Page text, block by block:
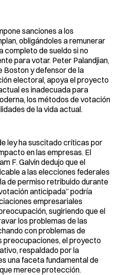
sanciones a los
obligándoles a remunerar
completo de sueldo si no
para votar. Peter Palandjian,
y defensor de la
electoral, apoya el proyecto
es inadecuada para
los métodos de votación
de la vida actual.
ley ha suscitado críticas por
en las empresas. El
F. Galvin dedujo que el
a las elecciones federales
de permiso retribuido durante
anticipada” podría
empresariales
sugiriendo que el
los problemas de las
con problemas de
preocupaciones, el proyecto
respaldado por la
una faceta fundamental de
merece protección.